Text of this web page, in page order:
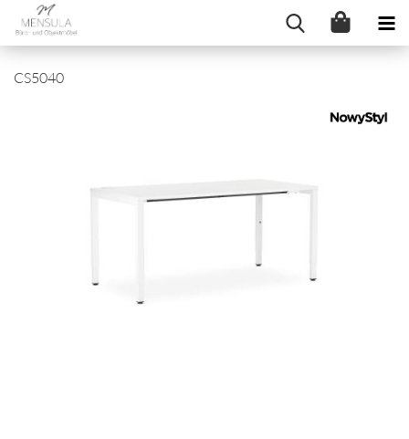
CS5040